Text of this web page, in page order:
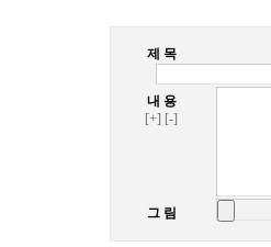
제 목
내 용
[+] [-]
그 림